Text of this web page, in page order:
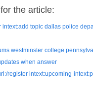
the article:
intext:add topic dallas police
westminster college
when answer
register intext:upcoming